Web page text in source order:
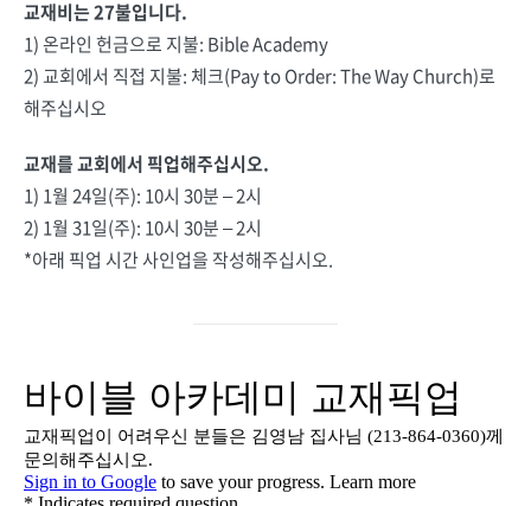
교재비는 27불입니다.
1) 온라인 헌금으로 지불: Bible Academy
2) 교회에서 직접 지불: 체크(Pay to Order: The Way Church)로
해주십시오
교재를 교회에서 픽업해주십시오.
1) 1월 24일(주): 10시 30분 – 2시
2) 1월 31일(주): 10시 30분 – 2시
*아래 픽업 시간 사인업을 작성해주십시오.